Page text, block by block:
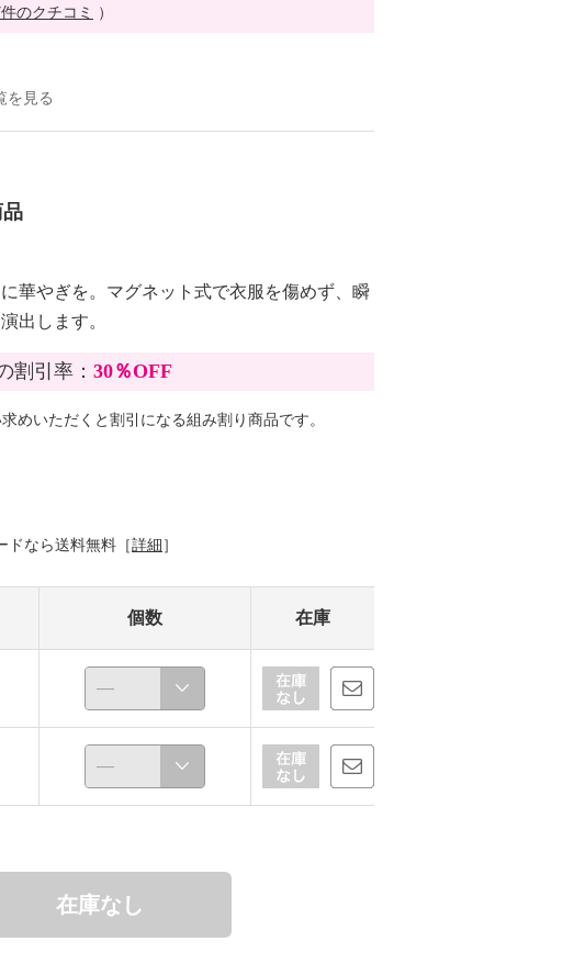
件のクチコミ ）
を見る
華やぎを。マグネット式で衣服を傷めず、瞬
出します。
割引率： 30％OFF
めいただくと割引になる組み割り商品です。
ドなら送料無料［詳細 ］
個数 在庫
在庫なし